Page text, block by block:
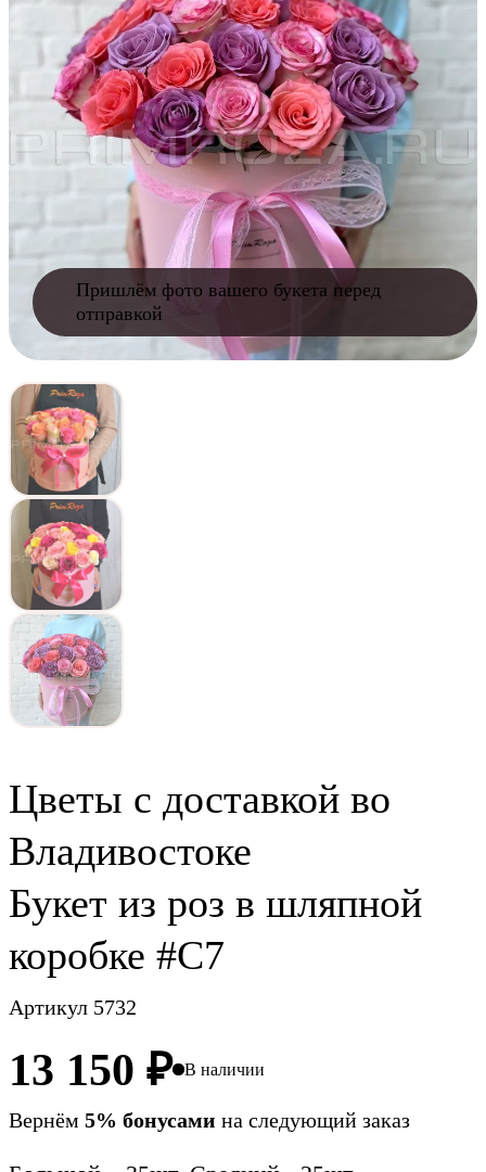
Пришлём фото вашего букета перед
отправкой
Цветы c доставкой во
Владивостоке
Букет из роз в шляпной
коробке #C7
Артикул 5732
13 150 ₽ В наличии
Вернём 5% бонусами на следующий заказ